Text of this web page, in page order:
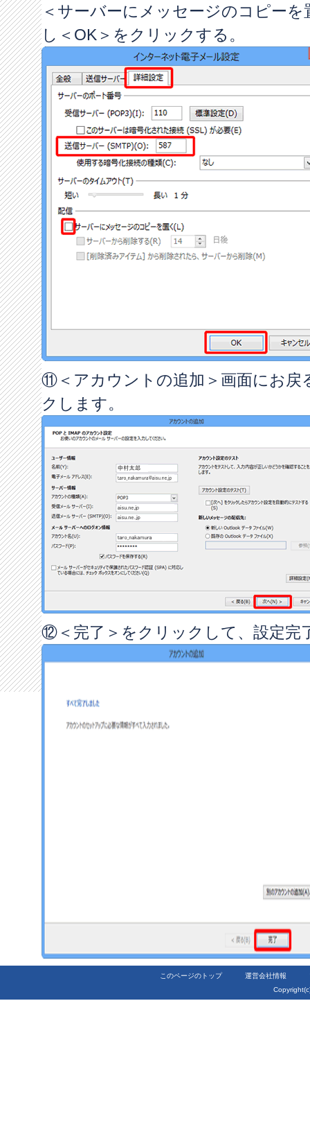
＜サーバーにメッセージのコピー
し＜OK＞をクリックする。
⑪＜アカウントの追加＞画面にお戻
クします。
⑫＜完了＞をクリックして、設定完
このページのトップ 運営会社情報